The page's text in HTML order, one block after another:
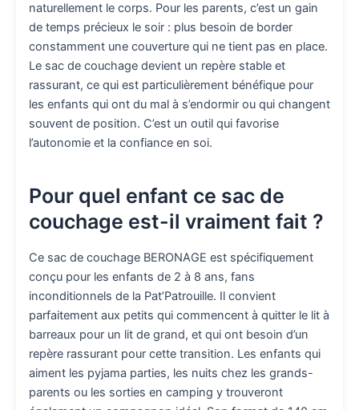
naturellement le corps. Pour les parents, c’est un gain
de temps précieux le soir : plus besoin de border
constamment une couverture qui ne tient pas en place.
Le sac de couchage devient un repère stable et
rassurant, ce qui est particulièrement bénéfique pour
les enfants qui ont du mal à s’endormir ou qui changent
souvent de position. C’est un outil qui favorise
l’autonomie et la confiance en soi.
Pour quel enfant ce sac de
couchage est-il vraiment fait ?
Ce sac de couchage BERONAGE est spécifiquement
conçu pour les enfants de 2 à 8 ans, fans
inconditionnels de la Pat’Patrouille. Il convient
parfaitement aux petits qui commencent à quitter le lit à
barreaux pour un lit de grand, et qui ont besoin d’un
repère rassurant pour cette transition. Les enfants qui
aiment les pyjama parties, les nuits chez les grands-
parents ou les sorties en camping y trouveront